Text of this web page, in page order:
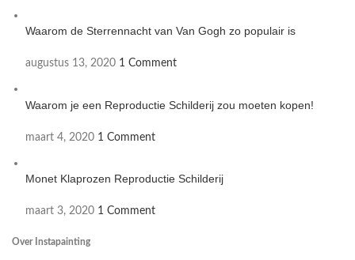
Waarom de Sterrennacht van Van Gogh zo populair is
augustus 13, 2020 1 Comment
Waarom je een Reproductie Schilderij zou moeten kopen!
maart 4, 2020 1 Comment
Monet Klaprozen Reproductie Schilderij
maart 3, 2020 1 Comment
Over Instapainting